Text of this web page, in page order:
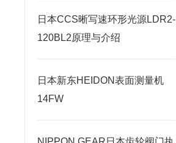
日本CCS晰写速环形光源LDR2-
120BL2原理与介绍
日本新东HEIDON表面测量机
14FW